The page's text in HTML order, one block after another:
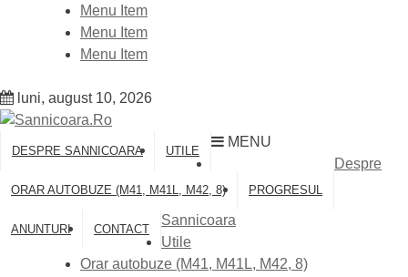
Menu Item
Menu Item
Menu Item
luni, august 10, 2026
DESPRE SANNICOARA UTILE
ORAR AUTOBUZE (M41, M41L, M42, 8) PROGRESUL
ANUNTURI CONTACT
MENU
Despre
Sannicoara
Utile
Orar autobuze (M41, M41L, M42, 8)